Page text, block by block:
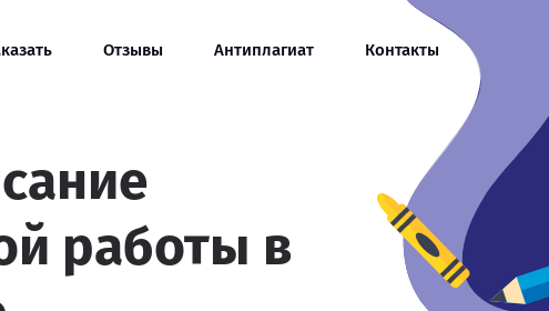
Отзывы Антиплагиат Контакты
работы в